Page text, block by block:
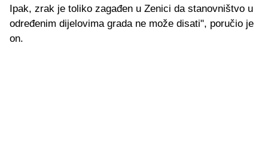
Ipak, zrak je toliko zagađen u Zenici da stanovništvo u
određenim dijelovima grada ne može disati", poručio je
on.